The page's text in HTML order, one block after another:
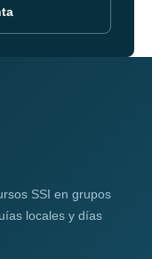
SSI en grupos
locales y días